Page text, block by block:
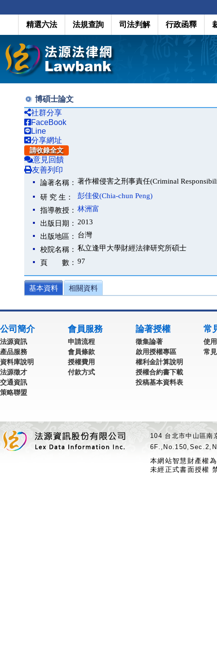
精選六法 法規查詢 司法判解 行政函釋
博碩士論文
社群分享
FaceBook
Line
分享網址
請收錄全文
意見回饋
友善列印
論著名稱： 著作權侵害之刑事責任(Criminal
研 究 生：
彭佳俊(Chia-chun Peng)
指導教授： 林洲富
出版日期： 2013
出版地區： 台灣
校院名稱： 私立逢甲大學財經法律研究所碩士
頁 數： 97
基本資料 相關資料
公司簡介
法源資訊
產品服務
資料庫說明
法源徵才
交通資訊
策略聯盟
會員服務
申請流程
會員條款
授權費用
付款方式
論著授權
徵集論著
啟用授權專區
權利金計算說明
授權合約書下載
投稿基本資料表
常
使
常
104 台北市中山區
本網站智慧財產權
未經正式書面授權